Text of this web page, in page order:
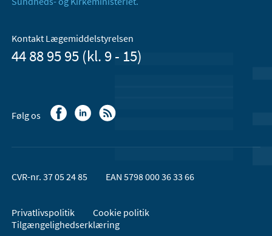
Kontakt Lægemiddelstyrelsen
44 88 95 95 (kl. 9 - 15)
Følg os
CVR-nr. 37 05 24 85 EAN 5798 000 36 33 66
Privatlivspolitik
Cookie politik
Tilgængelighedserklæring